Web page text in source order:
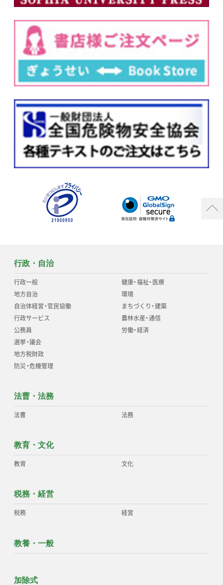
行政・自治
行政一般
地方自治
自治体経営・官民協働
行政サービス
公務員
選挙・議会
地方税財政
防災・危機管理
健康・福祉・医療
環境
まちづくり・建築
農林水産・通信
労働・経済
法曹・法務
法曹 法務
教育・文化
教育 文化
税務・経営
税務 経営
教養・一般
加除式